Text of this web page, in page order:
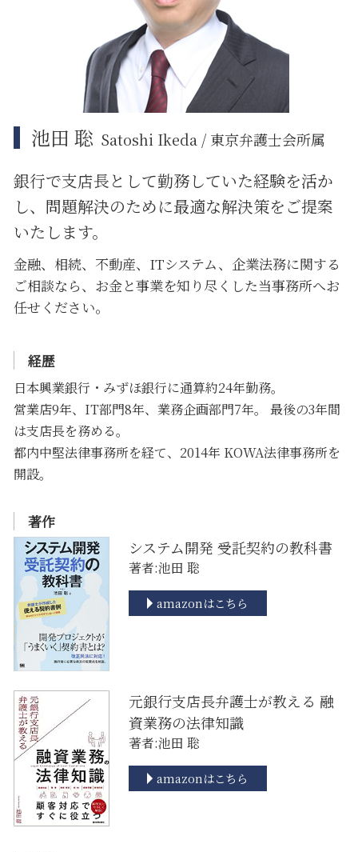
大田区 ITシステム 法律問題
大田区 不動産 トラブル
中央区 相続 相談
池田 聡 Satoshi Ikeda / 東京弁護士会所属
銀行で支店長として勤務していた経験を活か
し、問題解決のために最適な解決策をご提案
いたします。
金融、相続、不動産、ITシステム、企業法務に関する
ご相談なら、お金と事業を知り尽くした当事務所へお
任せください。
経歴
日本興業銀行・みずほ銀行に通算約24年勤務。
営業店9年、IT部門8年、業務企画部門7年。 最後の3年間
は支店長を務める。
都内中堅法律事務所を経て、2014年 KOWA法律事務所を
開設。
著作
システム開発 受託契約の教科書
著者:池田 聡
amazonはこちら
元銀行支店長弁護士が教える 融
資業務の法律知識
著者:池田 聡
amazonはこちら